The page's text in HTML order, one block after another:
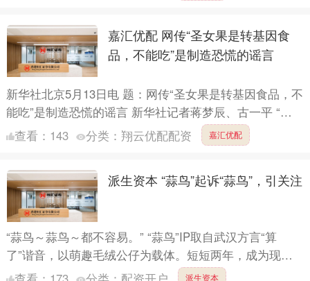
嘉汇优配 网传“圣女果是转基因食
品，不能吃”是制造恐慌的谣言
新华社北京5月13日电 题：网传“圣女果是转基因食品，不
能吃”是制造恐慌的谣言 新华社记者蒋梦辰、古一平 “圣
女果是转基因食品”“这么红肯定打了激素”……时下正....
查看： 143 分类： 翔云优配配资 嘉汇优配
派生资本 “蒜鸟”起诉“蒜鸟”，引关注
“蒜鸟～蒜鸟～都不容易。” “蒜鸟”IP取自武汉方言“算
了”谐音，以萌趣毛绒公仔为载体。短短两年，成为现象
级武汉本土文创符号。 长江日报消息，就在5月11日，
派生资本